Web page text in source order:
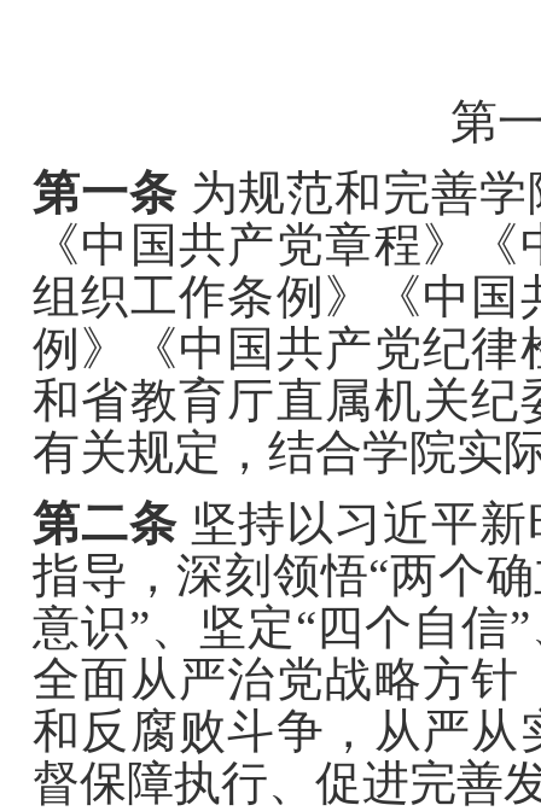
第
第一条 为规范和完善
《中国共产党章程》《
组织工作条例》《中
例》《中国共产党纪
和省教育厅直属机关纪
有关规定，结合学院实
第二条 坚持以习近平
指导，深刻领悟“两个
意识”、坚定“四个自信
全面从严治党战略方
和反腐败斗争，从严
督保障执行、促进完善